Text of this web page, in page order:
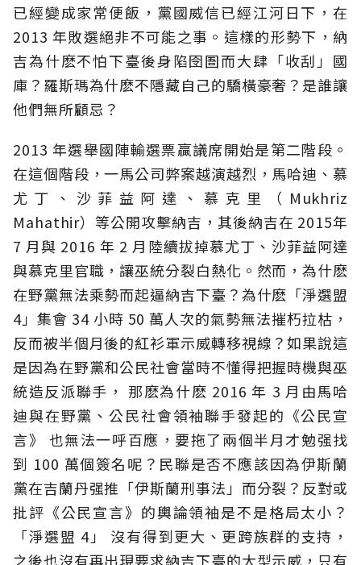
已經變成家常便飯，黨國威信已經江河日下，在
2013 年敗選絕非不可能之事。這樣的形勢下，納
吉為什麽不怕下臺後身陷囹圄而大肆「收刮」國
庫？羅斯瑪為什麽不隱藏自己的驕橫豪奢？是誰讓
他們無所顧忌？
2013 年選舉國陣輸選票贏議席開始是第二階段。
在這個階段，一馬公司弊案越演越烈，馬哈迪、慕
尤丁、沙菲益阿達、慕克里（Mukhriz
Mahathir）等公開攻擊納吉，其後納吉在 2015年
7 月與 2016 年 2 月陸續拔掉慕尤丁、沙菲益阿達
與慕克里官職，讓巫統分裂白熱化。然而，為什麽
在野黨無法乘勢而起逼納吉下臺？為什麽「淨選盟
4」集會 34 小時 50 萬人次的氣勢無法摧朽拉枯，
反而被半個月後的紅衫軍示威轉移視線？如果說這
是因為在野黨和公民社會當時不懂得把握時機與巫
統造反派聯手， 那麽為什麽 2016 年 3 月由馬哈
迪與在野黨、公民社會領袖聯手發起的《公民宣
言》 也無法一呼百應，要拖了兩個半月才勉强找
到 100 萬個簽名呢？民聯是否不應該因為伊斯蘭
黨在吉蘭丹强推「伊斯蘭刑事法」而分裂？反對或
批評《公民宣言》的輿論領袖是不是格局太小？
「淨選盟 4」 沒有得到更大、更跨族群的支持，
之後也沒有再出現要求納吉下臺的大型示威，只有